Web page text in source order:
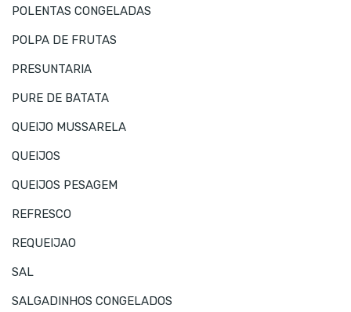
POLENTAS CONGELADAS
POLPA DE FRUTAS
PRESUNTARIA
PURE DE BATATA
QUEIJO MUSSARELA
QUEIJOS
QUEIJOS PESAGEM
REFRESCO
REQUEIJAO
SAL
SALGADINHOS CONGELADOS